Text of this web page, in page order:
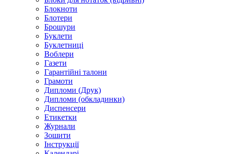
Блокноти
Блотери
Брошури
Буклети
Буклетниці
Воблери
Газети
Гарантійні талони
Грамоти
Дипломи (Друк)
Дипломи (обкладинки)
Диспенсери
Етикетки
Журнали
Зошити
Інструкції